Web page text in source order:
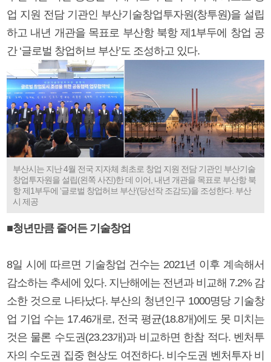
업 지원 전담 기관인 부산기술창업투자원(창투원)을 설립
하고 내년 개관을 목표로 부산항 북항 제1부두에 창업 공
간 ‘글로벌 창업허브 부산’도 조성하고 있다.
부산시는 지난 4월 전국 지자체 최초로 창업 지원 전담 기관인 부산기술
창업투자원을 설립(왼쪽 사진)한 데 이어, 내년 개관을 목표로 부산항 북
항 제1부두에 ‘글로벌 창업허브 부산’(당선작 조감도)을 조성한다. 부산
시 제공
■청년만큼 줄어든 기술창업
8일 시에 따르면 기술창업 건수는 2021년 이후 계속해서
감소하는 추세에 있다. 지난해에는 전년과 비교해 7.2% 감
소한 것으로 나타났다. 부산의 청년인구 1000명당 기술창
업 기업 수는 17.46개로, 전국 평균(18.8개)에도 못 미치는
것은 물론 수도권(23.23개)과 비교하면 한참 적다. 벤처투
자의 수도권 집중 현상도 여전하다. 비수도권 벤처투자 비